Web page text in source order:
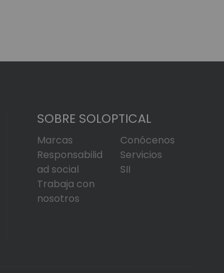
SOBRE SOLOPTICAL
Marcas
Responsabilid
ad social
Trabaja con
nosotros
Conócenos
Servicios
SII